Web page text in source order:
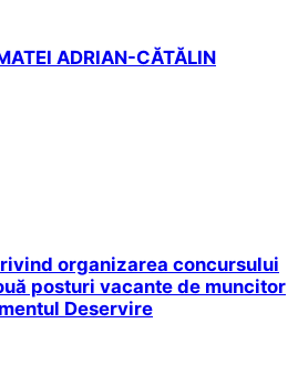
ADRIAN-CĂTĂLIN
organizarea concursului
posturi vacante de muncitor
Deservire